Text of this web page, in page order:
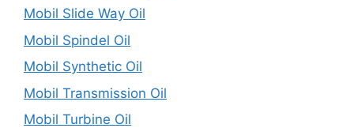
Mobil Slide Way Oil
Mobil Spindel Oil
Mobil Synthetic Oil
Mobil Transmission Oil
Mobil Turbine Oil